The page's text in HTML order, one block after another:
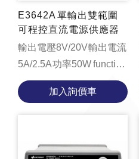
E3642A 單輸出雙範圍
可程控直流電源供應器
輸出電壓8V/20V 輸出電流
5A/2.5A 功率50W function
loadYouTubeVideo() {
const videoContainer =
document.getElementByI...
加入詢價車